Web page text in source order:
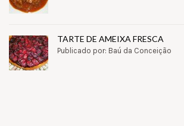
TARTE DE AMEIXA FRESCA
Publicado por: Baú da Conceição